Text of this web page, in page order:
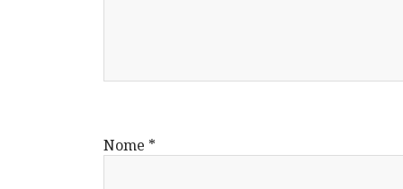
Nome *